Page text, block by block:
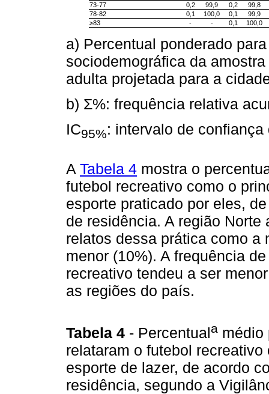
73-77
0,2 99,9 0,2
99,8
78-82
0,1 100,0 0,1
99,9
≥83
- - 0,1 100,0
a) Percentual ponderado
sociodemográfica da
adulta projetada para a
b) Σ%: frequência relativa
IC95%: intervalo de confiança
A Tabela 4 mostra o
futebol recreativo como o
esporte praticado por eles,
de residência. A região
relatos dessa prática como a
menor (10%). A frequência
recreativo tendeu a ser
as regiões do país.
Tabela 4 - Percentuala médio
relataram o futebol
esporte de lazer, de acordo
residência, segundo a